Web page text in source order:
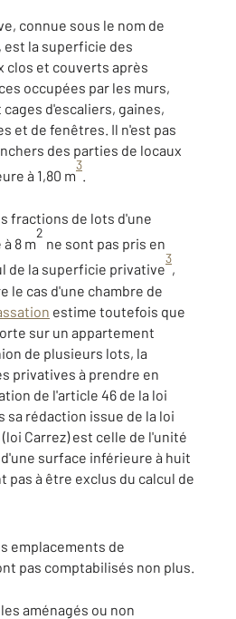
connue sous le nom de
est la superficie des
clos et couverts après
occupées par les murs,
d'escaliers, gaines,
et de fenêtres. Il n'est pas
des parties de locaux
à 1,80 m
3
.
fractions de lots d'une
8 m
2
ne sont pas pris en
de la superficie privative
3
,
le cas d'une chambre de
estime toutefois que
sur un appartement
de plusieurs lots, la
privatives à prendre en
de l'article 46 de la loi
sa rédaction issue de la loi
(loi Carrez) est celle de l'unité
surface inférieure à huit
pas à être exclus du calcul de
emplacements de
pas comptabilisés non plus.
aménagés ou non